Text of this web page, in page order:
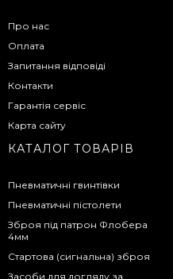
Про нас
Оплата
Запитання відповіді
Контакти
Гарантія сервіс
Карта сайту
КАТАЛОГ ТОВАРІВ
Пневматичні гвинтівки
Пневматичні пістолети
Зброя під патрон Флобера
4мм
Стартова (сигнальна) зброя
Засоби для догляду за